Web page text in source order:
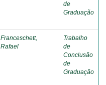
de
Graduação
Franceschett,
Rafael
Trabalho
de
Conclusão
de
Graduação